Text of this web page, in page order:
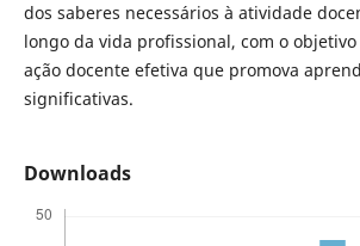
dos saberes necessários à atividade
longo da vida profissional, com o
ação docente efetiva que promova
significativas.
Downloads